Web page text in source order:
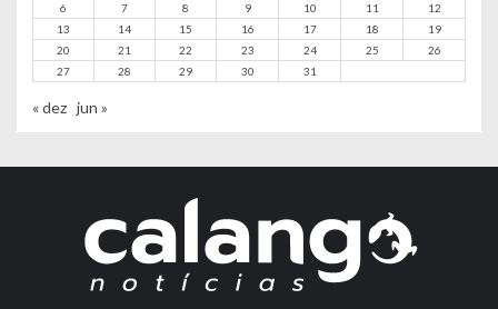
6
7 8 9 10 11
12
13
14 15 16 17 18
19
20
21 22 23 24 25
26
27
28 29 30 31
« dez jun »